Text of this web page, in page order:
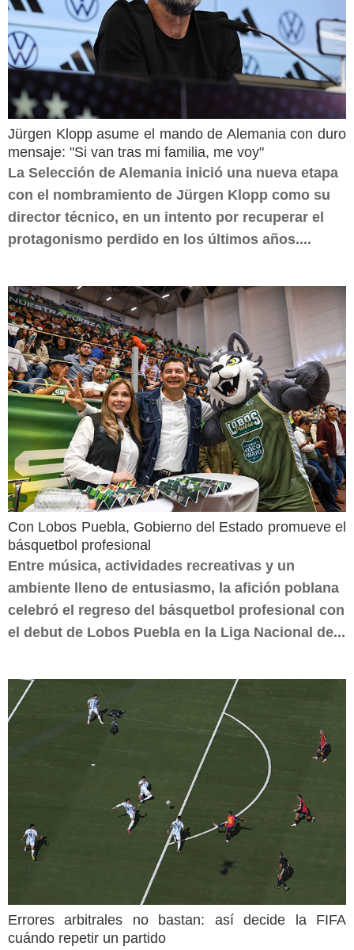
Jürgen Klopp asume el mando de Alemania con duro
mensaje: "Si van tras mi familia, me voy"
La Selección de Alemania inició una nueva etapa
con el nombramiento de Jürgen Klopp como su
director técnico, en un intento por recuperar el
protagonismo perdido en los últimos años....
Con Lobos Puebla, Gobierno del Estado promueve el
básquetbol profesional
Entre música, actividades recreativas y un
ambiente lleno de entusiasmo, la afición poblana
celebró el regreso del básquetbol profesional con
el debut de Lobos Puebla en la Liga Nacional de...
Errores arbitrales no bastan: así decide la FIFA
cuándo repetir un partido